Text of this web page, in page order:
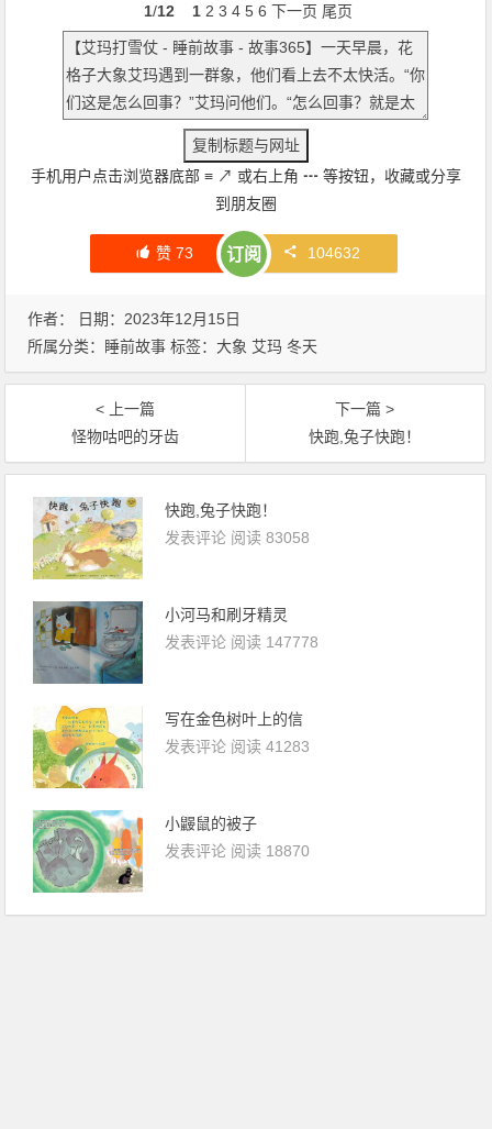
1/12 1 2 3 4 5 6 下一页 尾页
手机用户点击浏览器底部 ≡ ↗ 或右上角 ┅ 等按钮，收藏或分享
到朋友圈
赞73 订阅 104632
作者： 日期：2023年12月15日
所属分类： 睡前故事 标签：大象 艾玛 冬天
< 上一篇
怪物咕吧的牙齿
下一篇 >
快跑,兔子快跑！
快跑,兔子快跑！
发表评论 阅读 83058
小河马和刷牙精灵
发表评论 阅读 147778
写在金色树叶上的信
发表评论 阅读 41283
小鼹鼠的被子
发表评论 阅读 18870